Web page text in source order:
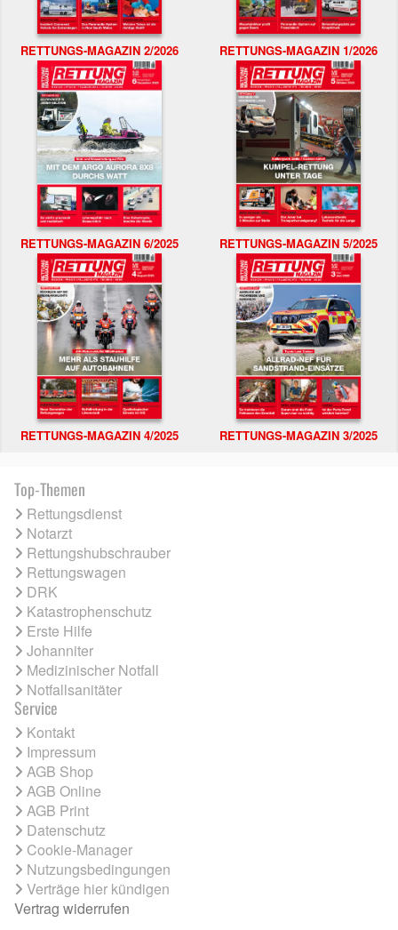
RETTUNGS-MAGAZIN 2/2026 RETTUNGS-MAGAZIN 1/2026
RETTUNGS-MAGAZIN 6/2025 RETTUNGS-MAGAZIN 5/2025
RETTUNGS-MAGAZIN 4/2025 RETTUNGS-MAGAZIN 3/2025
Top-Themen
Rettungsdienst
Notarzt
Rettungshubschrauber
Rettungswagen
DRK
Katastrophenschutz
Erste Hilfe
Johanniter
Medizinischer Notfall
Notfallsanitäter
Service
Kontakt
Impressum
AGB Shop
AGB Online
AGB Print
Datenschutz
Cookie-Manager
Nutzungsbedingungen
Verträge hier kündigen
Vertrag widerrufen